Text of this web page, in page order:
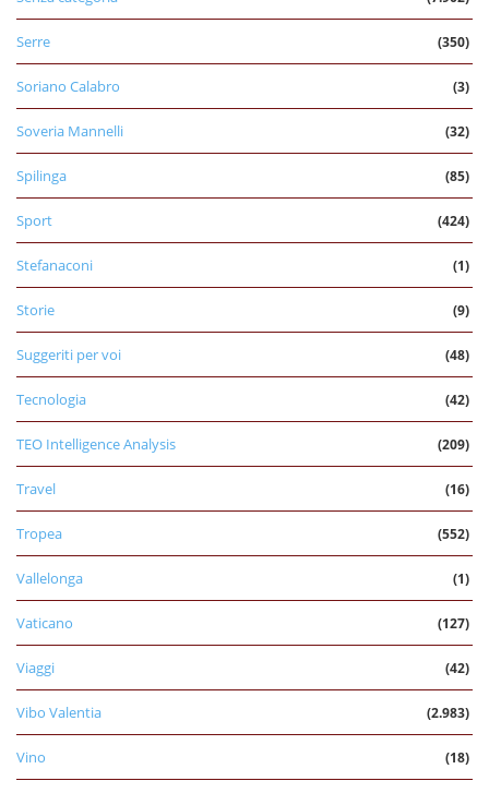
Serre (350)
Soriano Calabro (3)
Soveria Mannelli (32)
Spilinga (85)
Sport (424)
Stefanaconi (1)
Storie (9)
Suggeriti per voi (48)
Tecnologia (42)
TEO Intelligence Analysis (209)
Travel (16)
Tropea (552)
Vallelonga (1)
Vaticano (127)
Viaggi (42)
Vibo Valentia (2.983)
Vino (18)